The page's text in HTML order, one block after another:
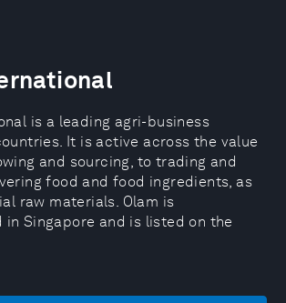
is a leading agri-business
It is active across the value
and sourcing, to trading and
food and food ingredients, as
raw materials. Olam is
in Singapore and is listed on the